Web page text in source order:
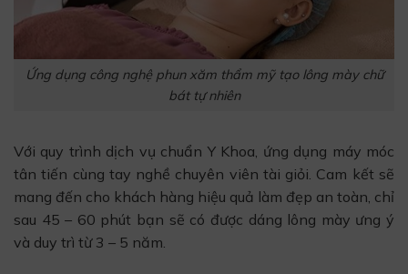
Ứng dụng công nghệ phun xăm thẩm mỹ tạo lông mày chữ
bát tự nhiên
Với quy trình dịch vụ chuẩn Y Khoa, ứng dụng máy móc
tân tiến cùng tay nghề chuyên viên tài giỏi. Cam kết sẽ
mang đến cho khách hàng hiệu quả làm đẹp an toàn, chỉ
sau 45 – 60 phút bạn sẽ có được dáng lông mày ưng ý
và duy trì từ 3 – 5 năm.